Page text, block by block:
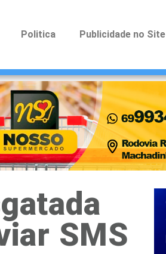
Politica Publicidade no Site
SMS